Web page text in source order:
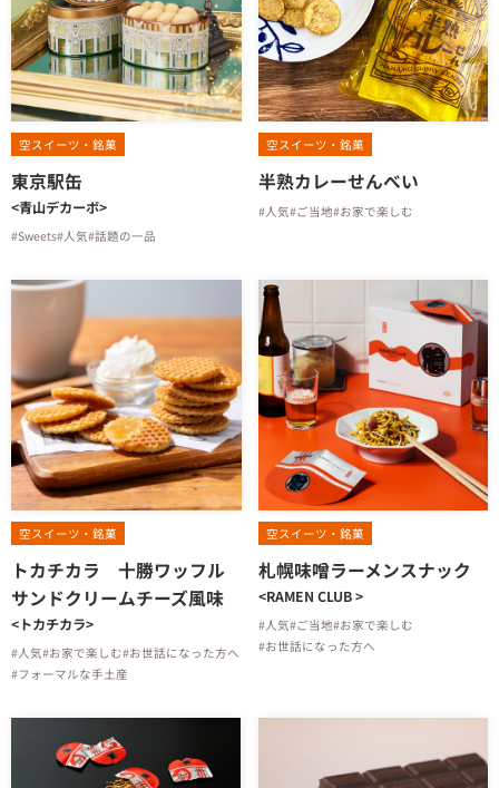
空スイーツ・銘菓
東京駅缶
<青山デカーボ>
#Sweets#人気#話題の一品
空スイーツ・銘菓
半熟カレーせんべい
#人気#ご当地#お家で楽しむ
空スイーツ・銘菓
トカチカラ 十勝ワッフル
サンドクリームチーズ風味
<トカチカラ>
#人気#お家で楽しむ#お世話になった方へ
#フォーマルな手土産
空スイーツ・銘菓
札幌味噌ラーメンスナック
<RAMEN CLUB >
#人気#ご当地#お家で楽しむ
#お世話になった方へ